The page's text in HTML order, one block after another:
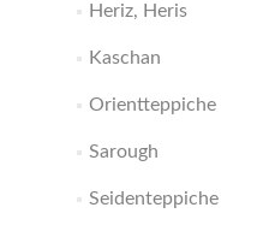
Heriz, Heris
Kaschan
Orientteppiche
Sarough
Seidenteppiche